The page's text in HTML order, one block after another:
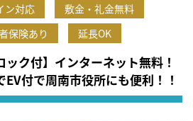
ン対応
敷金・礼金無料
保険あり 延長OK
ック付】インターネット無料！
付で周南市役所にも便利！！